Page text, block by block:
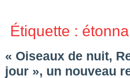
Étiquette :
« Oiseaux de nuit,
jour », un nouveau